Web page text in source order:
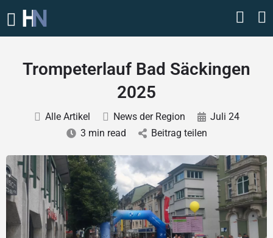
Trompeterlauf Bad Säckingen
2025
Alle Artikel News der Region
Juli 24
3 min read
Beitrag teilen